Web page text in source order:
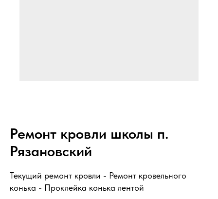
Ремонт кровли школы п.
Рязановский
Текущий ремонт кровли - Ремонт кровельного
конька - Проклейка конька лентой